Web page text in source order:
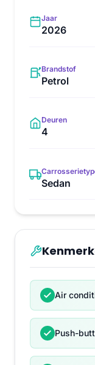
Jaar
2026
Brandstof
Petrol
Deuren
4
Sedan
Air
Push-